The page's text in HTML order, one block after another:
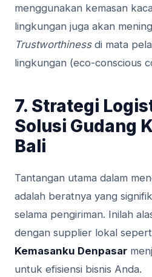
menggunakan kemasan
lingkungan juga akan
Trustworthinessdi mata
lingkungan (eco-conscious
7. Strategi
Solusi Gudang
Bali
Tantangan utama dalam
adalah beratnya yang
selama pengiriman. Inilah
dengan supplier lokal
Kemasanku Denpasar
untuk efisiensi bisnis Anda.